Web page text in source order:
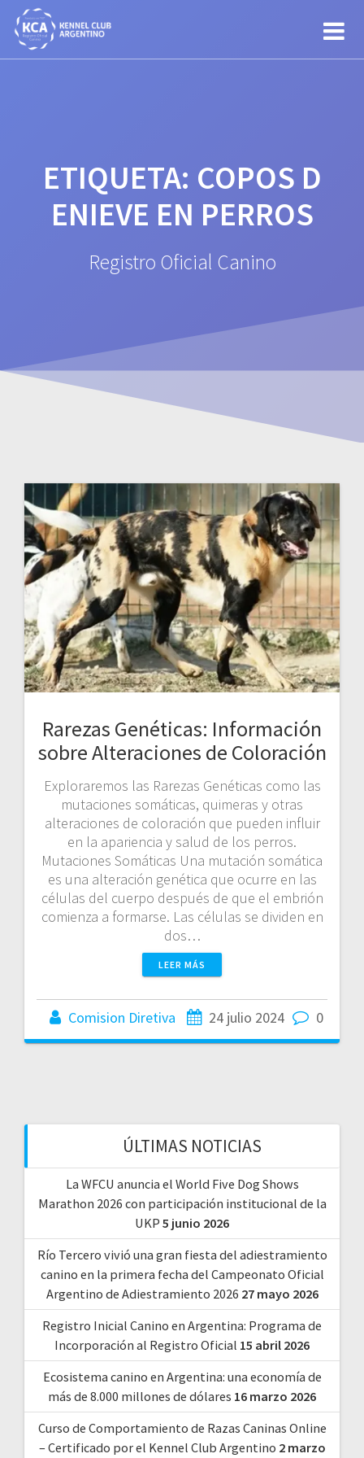
ETIQUETA: COPOS D
ENIEVE EN PERROS
Registro Oficial Canino
Rarezas Genéticas: Información
sobre Alteraciones de Coloración
Exploraremos las Rarezas Genéticas como las
mutaciones somáticas, quimeras y otras
alteraciones de coloración que pueden influir
en la apariencia y salud de los perros.
Mutaciones Somáticas Una mutación somática
es una alteración genética que ocurre en las
células del cuerpo después de que el embrión
comienza a formarse. Las células se dividen en
dos…
LEER MÁS
Comision Diretiva 24 julio 2024 0
ÚLTIMAS NOTICIAS
La WFCU anuncia el World Five Dog Shows
Marathon 2026 con participación institucional de la
UKP 5 junio 2026
Río Tercero vivió una gran fiesta del adiestramiento
canino en la primera fecha del Campeonato Oficial
Argentino de Adiestramiento 2026 27 mayo 2026
Registro Inicial Canino en Argentina: Programa de
Incorporación al Registro Oficial 15 abril 2026
Ecosistema canino en Argentina: una economía de
más de 8.000 millones de dólares 16 marzo 2026
Curso de Comportamiento de Razas Caninas Online
– Certificado por el Kennel Club Argentino 2 marzo